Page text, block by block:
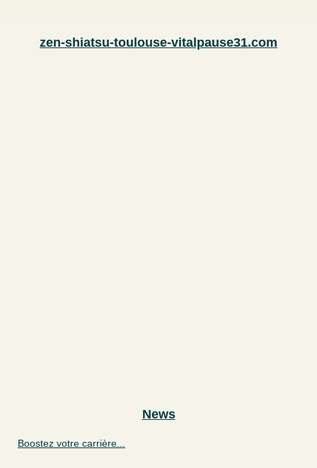
zen-shiatsu-toulouse-vitalpause31.com
News
Boostez votre carrière...